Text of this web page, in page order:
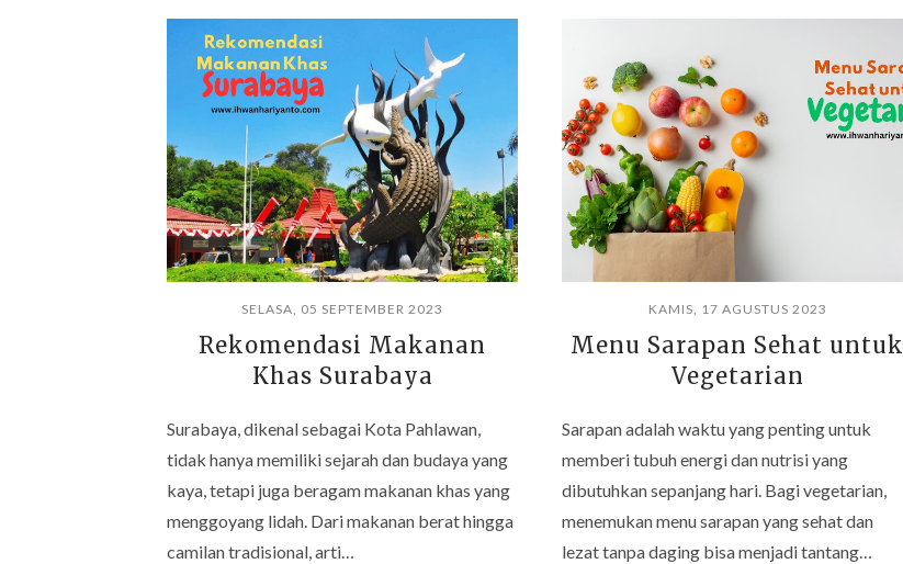
SELASA, 05 SEPTEMBER 2023
Rekomendasi Makanan
Khas Surabaya
Surabaya, dikenal sebagai Kota Pahlawan,
tidak hanya memiliki sejarah dan budaya yang
kaya, tetapi juga beragam makanan khas yang
menggoyang lidah. Dari makanan berat hingga
camilan tradisional, arti…
KAMIS, 17 AGUSTUS 2023
Menu Sarapan Sehat untuk
Vegetarian
Sarapan adalah waktu yang penting untuk
memberi tubuh energi dan nutrisi yang
dibutuhkan sepanjang hari. Bagi vegetarian,
menemukan menu sarapan yang sehat dan
lezat tanpa daging bisa menjadi tantang…